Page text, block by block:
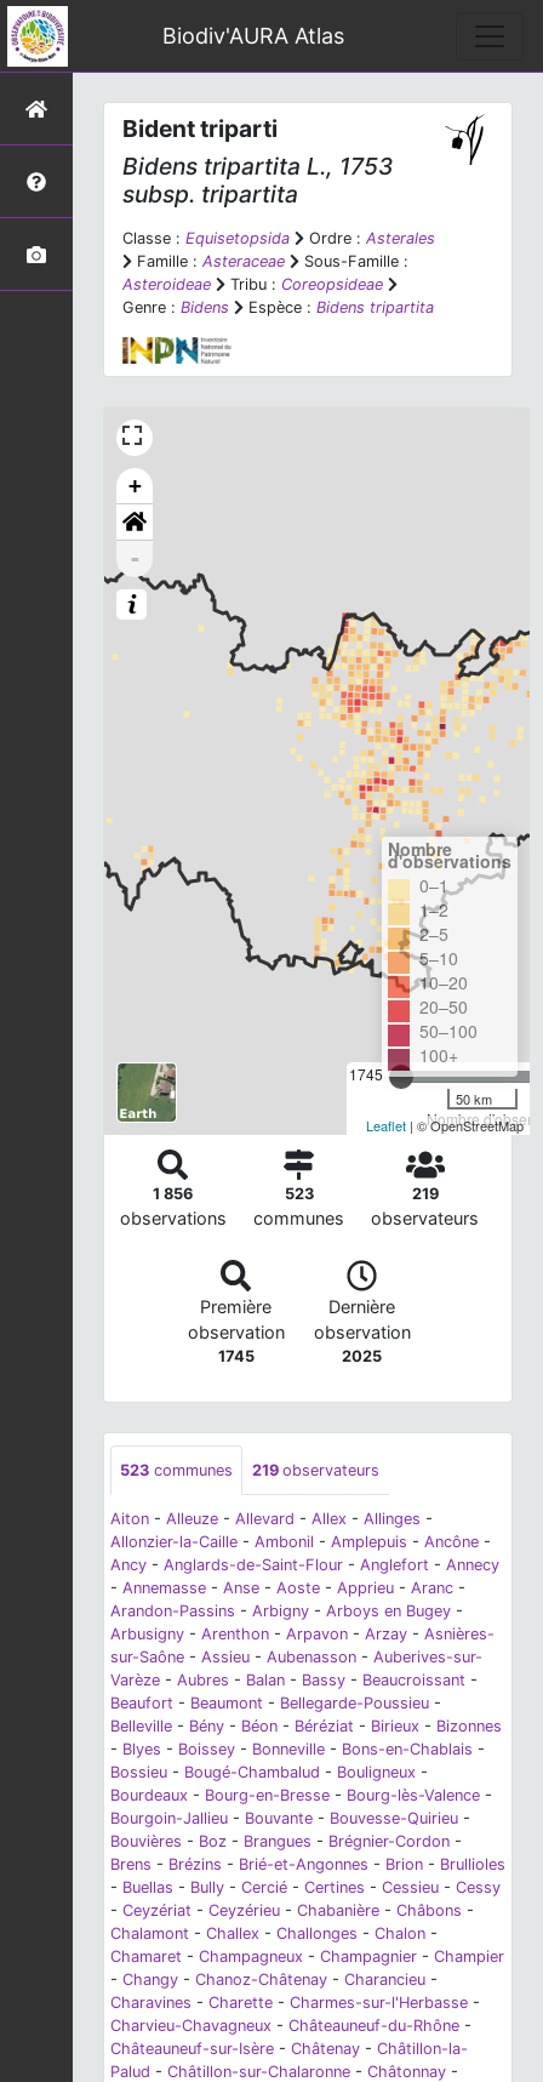
Biodiv'AURA Atlas
Bident triparti
Bidens tripartita L., 1753
subsp. tripartita
Classe : Equisetopsida Ordre : Asterales
Famille : Asteraceae
Sous-Famille :
Asteroideae
Tribu : Coreopsideae
Genre : Bidens Espèce : Bidens tripartita
+
-
1745
Nombre
Nombre
d'observations
0–1
1–2
2–5
5–10
10–20
20–50
50–100
100+
50 km
Leaflet | © OpenStreetMap
1 856
observations
523
communes
219
observateurs
Première
observation
1745
Dernière
observation
2025
523 communes 219 observateurs
Aiton - Alleuze - Allevard - Allex - Allinges -
Allonzier-la-Caille - Ambonil - Amplepuis - Ancône -
Ancy - Anglards-de-Saint-Flour - Anglefort - Annecy
- Annemasse - Anse - Aoste - Apprieu - Aranc -
Arandon-Passins - Arbigny - Arboys en Bugey -
Arbusigny - Arenthon - Arpavon - Arzay - Asnières-
sur-Saône - Assieu - Aubenasson - Auberives-sur-
Varèze - Aubres - Balan - Bassy - Beaucroissant -
Beaufort - Beaumont - Bellegarde-Poussieu -
Belleville - Bény - Béon - Béréziat - Birieux - Bizonnes
- Blyes - Boissey - Bonneville - Bons-en-Chablais -
Bossieu - Bougé-Chambalud - Bouligneux -
Bourdeaux - Bourg-en-Bresse - Bourg-lès-Valence -
Bourgoin-Jallieu - Bouvante - Bouvesse-Quirieu -
Bouvières - Boz - Brangues - Brégnier-Cordon -
Brens - Brézins - Brié-et-Angonnes - Brion - Brullioles
- Buellas - Bully - Cercié - Certines - Cessieu - Cessy
- Ceyzériat - Ceyzérieu - Chabanière - Châbons -
Chalamont - Challex - Challonges - Chalon -
Chamaret - Champagneux - Champagnier - Champier
- Changy - Chanoz-Châtenay - Charancieu -
Charavines - Charette - Charmes-sur-l'Herbasse -
Charvieu-Chavagneux - Châteauneuf-du-Rhône -
Châteauneuf-sur-Isère - Châtenay - Châtillon-la-
Palud - Châtillon-sur-Chalaronne - Châtonnay -